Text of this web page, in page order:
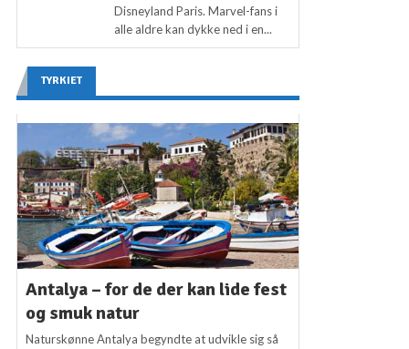
Disneyland Paris. Marvel-fans i
alle aldre kan dykke ned i en...
TYRKIET
Antalya – for de der kan lide fest
og smuk natur
Naturskønne Antalya begyndte at udvikle sig så